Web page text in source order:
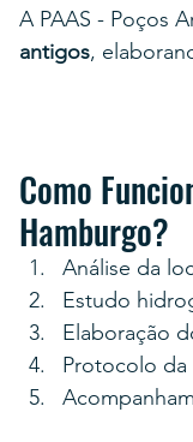
A PAAS - Poços
antigos,
Como
Hamburgo?
Análise da
Estudo
Elaboração
Protocolo da